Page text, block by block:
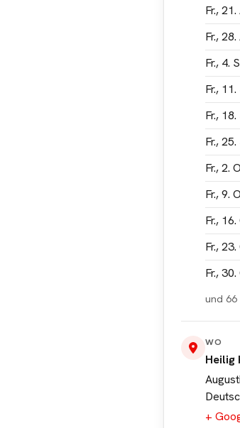
Fr.,
Fr.,
Fr., 4.
Fr.,
Fr.,
Fr.,
Fr., 2.
Fr., 9.
Fr.,
Fr.,
Fr.,
und 66
WO
Heilig
+